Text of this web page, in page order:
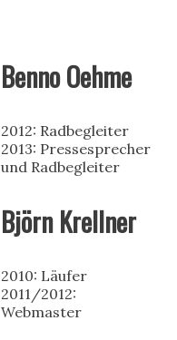
Benno Oehme
2012: Radbegleiter
2013: Pressesprecher
und Radbegleiter
Björn Krellner
2010: Läufer
2011/2012:
Webmaster